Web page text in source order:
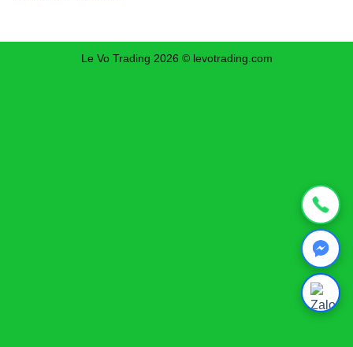
Le Vo Trading 2026 © levotrading.com